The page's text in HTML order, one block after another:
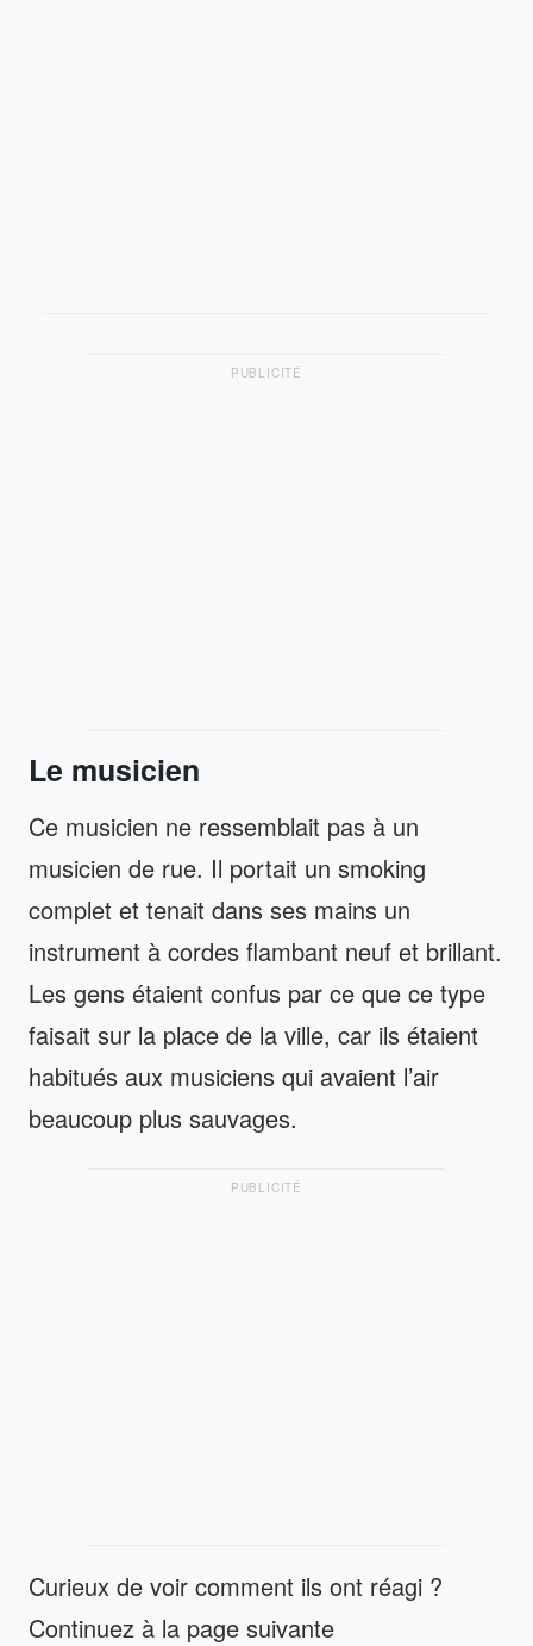
PUBLICITÉ
Le musicien
Ce musicien ne ressemblait pas à un
musicien de rue. Il portait un smoking
complet et tenait dans ses mains un
instrument à cordes flambant neuf et brillant.
Les gens étaient confus par ce que ce type
faisait sur la place de la ville, car ils étaient
habitués aux musiciens qui avaient l’air
beaucoup plus sauvages.
PUBLICITÉ
Curieux de voir comment ils ont réagi ?
Continuez à la page suivante